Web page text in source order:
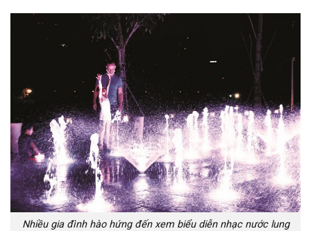
Nhiều gia đình hào hứng đến xem biểu diễn nhạc nước lung